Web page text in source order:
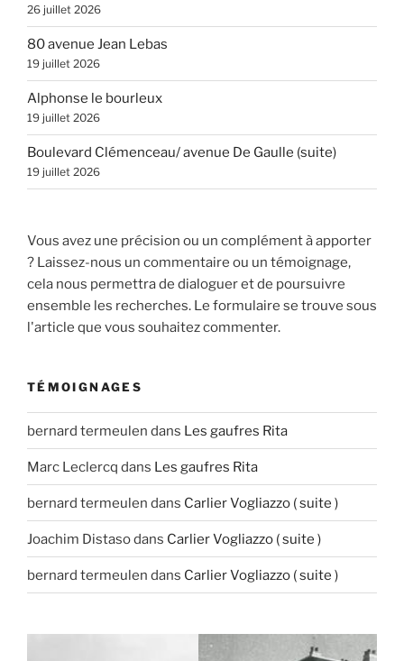
26 juillet 2026
80 avenue Jean Lebas
19 juillet 2026
Alphonse le bourleux
19 juillet 2026
Boulevard Clémenceau/ avenue De Gaulle (suite)
19 juillet 2026
Vous avez une précision ou un complément à apporter
? Laissez-nous un commentaire ou un témoignage,
cela nous permettra de dialoguer et de poursuivre
ensemble les recherches. Le formulaire se trouve sous
l'article que vous souhaitez commenter.
TÉMOIGNAGES
bernard termeulen dans Les gaufres Rita
Marc Leclercq dans Les gaufres Rita
bernard termeulen dans Carlier Vogliazzo ( suite )
Joachim Distasodans Carlier Vogliazzo ( suite )
bernard termeulen dans Carlier Vogliazzo ( suite )